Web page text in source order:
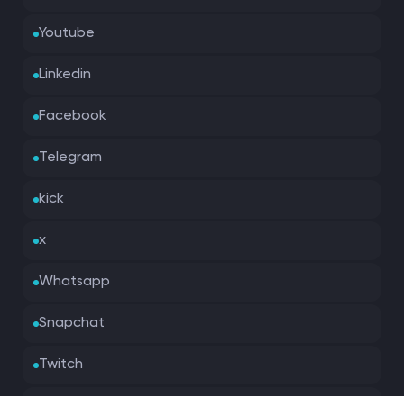
Youtube
Linkedin
Facebook
Telegram
kick
x
Whatsapp
Snapchat
Twitch